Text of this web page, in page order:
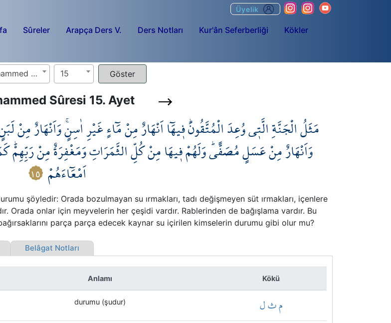
Sûreler Arapça Ders V. Ders Notları Kur'ân Seferberliği Kökler
Üyelik
47. Muhammed Sûresi 15
Sûresi 15. Ayet
مَثَلُ الْجَنَّةِ الَّت۪ي وُعِدَ الْمُتَّقُونَۜ ف۪يهَٓا اَنْهَارٌ مِنْ مَٓاءٍ غَيْرِ اٰسِنٍۚ وَاَنْهَارٌ مِنْ
وَاَنْهَارٌ مِنْ عَسَلٍ مُصَفًّىۜ وَلَهُمْ ف۪يهَا مِنْ كُلِّ الثَّمَرَاتِ وَمَغْفِرَةٌ مِنْ رَبِّهِمْۜ
اَمْعَٓاءَهُمْ ١٥
şöyledir: Orada bozulmayan su ırmakları, tadı değişmeyen süt ırmakları, içenlere
Orada onlar için meyvelerin her çeşidi vardır. Rablerinden de bağışlama vardır. Bu
parça parça edecek kaynar su içirilen kimselerin durumu gibi olur mu?
Belâgat Notları
Anlamı Kökü
durumu (şudur) م ث ل